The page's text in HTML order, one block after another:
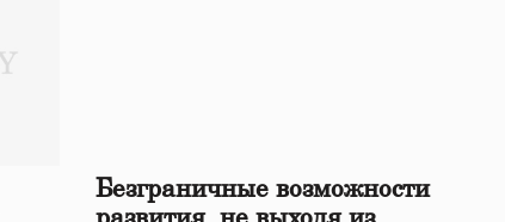
Безграничные возможности